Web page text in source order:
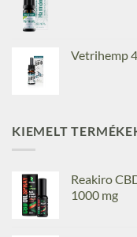
Vetrihemp
KIEMELT
Reakiro
1000 mg